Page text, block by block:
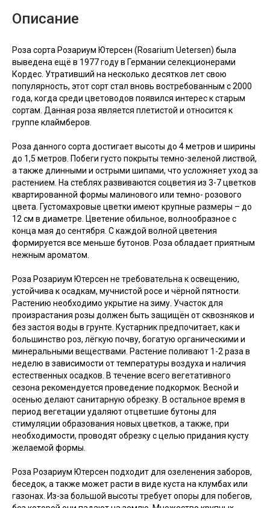
Описание
Роза сорта Розариум Ютерсен (Rosarium Uetersen) была
выведена ещё в 1977 году в Германии селекционерами
Кордес. Утративший на несколько десятков лет свою
популярность, этот сорт стал вновь востребованным с 2000
года, когда среди цветоводов появился интерес к старым
сортам. Данная роза является плетистой и относится к
группе клаймберов.
Роза данного сорта достигает высоты до 4 метров и ширины
до 1,5 метров. Побеги густо покрыты темно-зеленой листвой,
а также длинными и острыми шипами, что усложняет уход за
растением. На стеблях развиваются соцветия из 3-7 цветков
квартированной формы малинового или темно- розового
цвета. Густомахровые цветки имеют крупные размеры – до
12 см в диаметре. Цветение обильное, волнообразное с
конца мая до сентября. С каждой волной цветения
формируется все меньше бутонов. Роза обладает приятным
нежным ароматом.
Роза Розариум Ютерсен не требовательна к освещению,
устойчива к осадкам, мучнистой росе и чёрной пятности.
Растению необходимо укрытие на зиму. Участок для
произрастания розы должен быть защищён от сквозняков и
без застоя воды в грунте. Кустарник предпочитает, как и
большинство роз, лёгкую почву, богатую органическими и
минеральными веществами. Растение поливают 1-2 раза в
неделю в зависимости от температуры воздуха и наличия
естественных осадков. В течение всего вегетативного
сезона рекомендуется проведение подкормок. Весной и
осенью делают санитарную обрезку. В остальное время в
период вегетации удаляют отцветшие бутоны для
стимуляции образования новых цветков, а также, при
необходимости, проводят обрезку с целью придания кусту
желаемой формы.
Роза Розариум Ютерсен подходит для озеленения заборов,
беседок, а также может расти в виде куста на клумбах или
газонах. Из-за большой высоты требует опоры для побегов,